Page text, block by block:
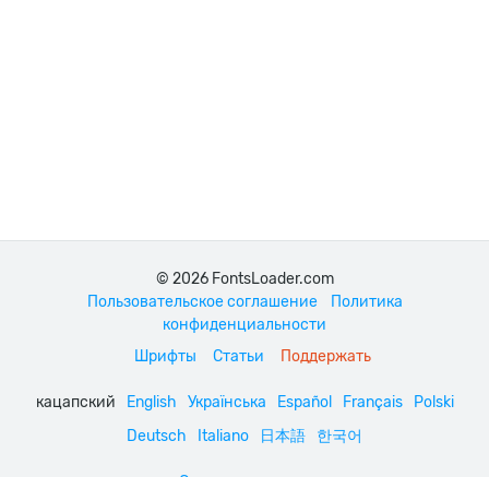
© 2026 FontsLoader.com
Пользовательское соглашение
Политика
конфиденциальности
Шрифты
Статьи Поддержать
кацапский English Українська Español Français
Polski
Deutsch
Italiano 日本語 한국어